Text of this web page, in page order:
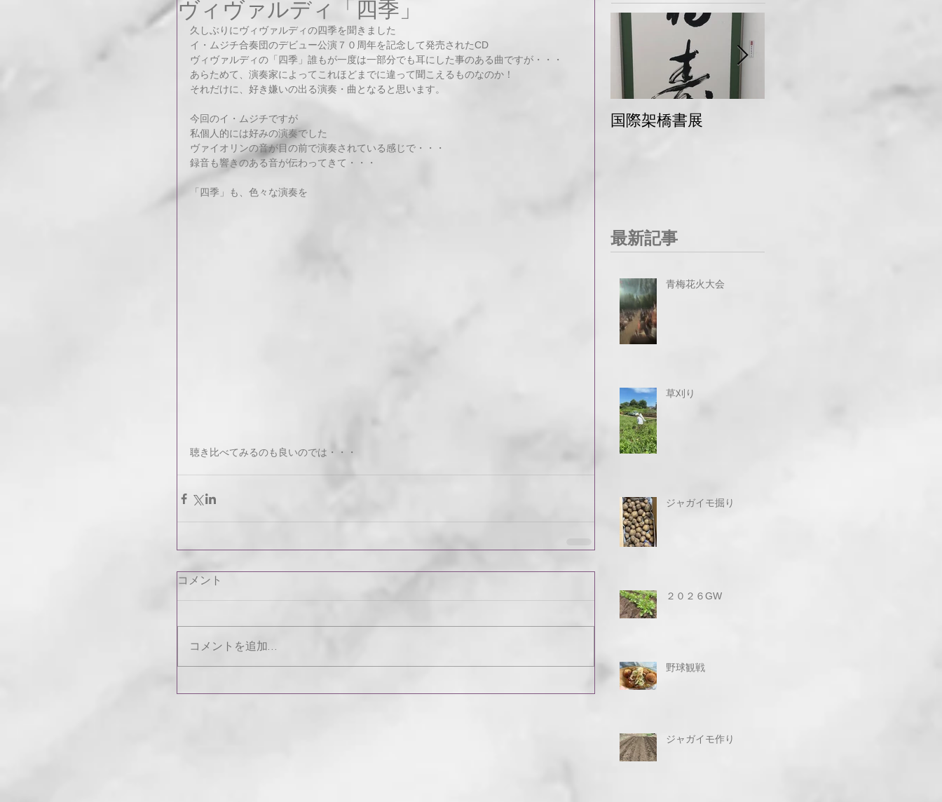
ヴィヴァルディ「四季」
久しぶりにヴィヴァルディの四季を聞きました
イ・ムジチ合奏団のデビュー公演７０周年を記念して発売されたCD
ヴィヴァルディの「四季」誰もが一度は一部分でも耳にした事のある曲ですが・・・
あらためて、演奏家によってこれほどまでに違って聞こえるものなのか！
それだけに、好き嫌いの出る演奏・曲となると思います。
今回のイ・ムジチですが
私個人的には好みの演奏でした
ヴァイオリンの音が目の前で演奏されている感じで・・・
録音も響きのある音が伝わってきて・・・
「四季」も、色々な演奏を
聴き比べてみるのも良いのでは・・・
コメント
コメントを追加…
国際架橋書展
最新記事
青梅花火大会
草刈り
ジャガイモ掘り
２０２６GW
野球観戦
ジャガイモ作り